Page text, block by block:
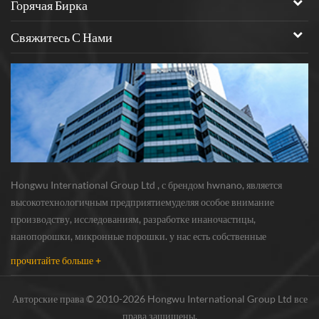
Горячая Бирка
Свяжитесь С Нами
Hongwu International Group Ltd , с брендом hwnano, является
высокотехнологичным предприятиемуделяя особое внимание
производству, исследованиям, разработке инаночастицы,
нанопорошки, микронные порошки. у нас есть собственные
Сюйчжоу, Цзянсу, в основном поставляющий серебряная наноча...
прочитайте больше +
Авторские права © 2010-2026 Hongwu International Group Ltd все
права защищены.